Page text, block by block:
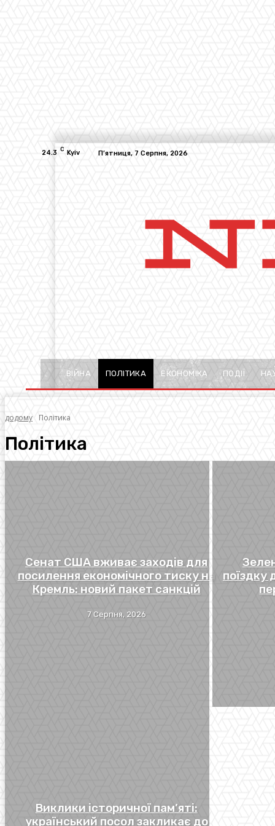
24.3 C Kyiv П’ятниця, 7 Серпня, 2026
ВІЙНА ПОЛІТИКА ЕКОНОМІКА ПОДІЇ
додому Політика
Політика
Сенат США вживає заходів для
посилення економічного тиску на
Кремль: новий пакет санкцій
7 Серпня, 2026
поїздку
Виклики історичної пам’яті:
український посол закликає до